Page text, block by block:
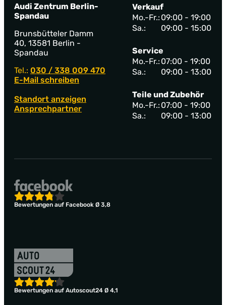
Audi Zentrum Berlin-
Spandau
Brunsbütteler Damm
40, 13581 Berlin -
Spandau
Tel.: 030 / 338 009 470
E-Mail schreiben
Standort anzeigen
Ansprechpartner
Verkauf
Mo.-Fr.: 09:00 - 19:00
Sa.:
09:00 - 15:00
Service
Mo.-Fr.: 07:00 - 19:00
Sa.:
09:00 - 13:00
Teile und Zubehör
Mo.-Fr.: 07:00 - 19:00
Sa.:
09:00 - 13:00
Bewertungen auf Facebook Ø 3,8
Bewertungen auf Autoscout24 Ø 4,1